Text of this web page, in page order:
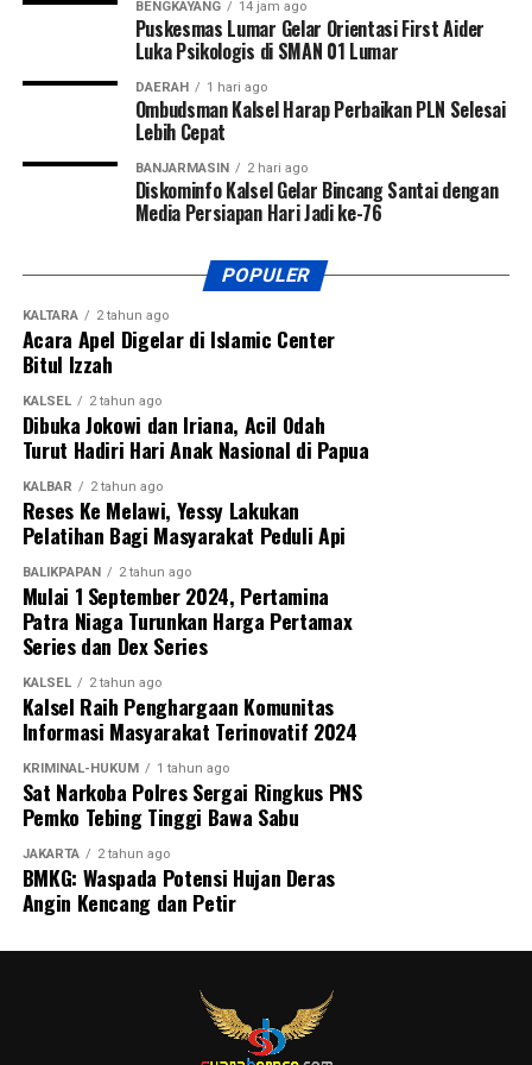
sekitar satu tahun, diperlukan wadah kompetisi yang
mampu menjaring talenta-talenta muda terbaik.
“Karena kita baru berdiri sekitar satu tahun dan memiliki
dua wilayah, yaitu Kalimantan Tengah dan Kalimantan
Selatan. Oleh karena itu, kami menggelar turnamen sepak
bola ini untuk mencari bibit-bibit anak muda dari kedua
provinsi tersebut,” ujar Pangdam Zainal Arifin.
Pangdam menegaskan sepak bola bukan hanya olahraga
membentuk karakter generasi muda melalui nilai disiplin,
kerja sama, sportivitas, dan semangat juang.
Turnamen ini diikuti 27 tim, terdiri dari 13 klub asal
Kalimantan Selatan dan 14 klub asal Kalimantan Tengah.
Dua tim terbaik dari masing-masing provinsi akan melaju
ke putaran final Pangdam XXII/Tambun Bungai Cup 2026
yang dijadwalkan berlangsung di Stadion Sangga Buana,
Kalimantan Tengah, pada 6–8 Agustus 2026.
Pangdam juga berharap dari kompetisi perdana tersebut
akan lahir pemain-pemain potensial yang mampu
membawa nama harum Kalimantan Selatan dan Kalimantan
Tengah di tingkat nasional bahkan internasional.
Pembukaan turnamen semakin meriah dengan laga
perdana yang mempertemukan tim Kabupaten Tapin
melawan Kabupaten Hulu Sungai Utara (HSU). Kegiatan ini
juga mendapat dukungan penuh dari PSSI Kalimantan
Selatan, KONI Kalimantan Selatan, serta berbagai
organisasi olahraga lainnya sebagai bentuk komitmen
bersama dalam memajukan sepak bola dan melahirkan
BENGKAYANG 14 jam ago
Puskesmas Lumar Gelar Orientasi First Aider
Luka Psikologis di SMAN 01 Lumar
DAERAH 1 hari ago
Ombudsman Kalsel Harap Perbaikan PLN Selesai
Lebih Cepat
BANJARMASIN 2 hari ago
Diskominfo Kalsel Gelar Bincang Santai dengan
Media Persiapan Hari Jadi ke-76
POPULER
KALTARA 2 tahun ago
Acara Apel Digelar di Islamic Center
Bitul Izzah
KALSEL 2 tahun ago
Dibuka Jokowi dan Iriana, Acil Odah
Turut Hadiri Hari Anak Nasional di Papua
KALBAR 2 tahun ago
Reses Ke Melawi, Yessy Lakukan
Pelatihan Bagi Masyarakat Peduli Api
BALIKPAPAN 2 tahun ago
Mulai 1 September 2024, Pertamina
Patra Niaga Turunkan Harga Pertamax
Series dan Dex Series
KALSEL 2 tahun ago
Kalsel Raih Penghargaan Komunitas
Informasi Masyarakat Terinovatif 2024
KRIMINAL-HUKUM 1 tahun ago
Sat Narkoba Polres Sergai Ringkus PNS
Pemko Tebing Tinggi Bawa Sabu
JAKARTA 2 tahun ago
BMKG: Waspada Potensi Hujan Deras
Angin Kencang dan Petir